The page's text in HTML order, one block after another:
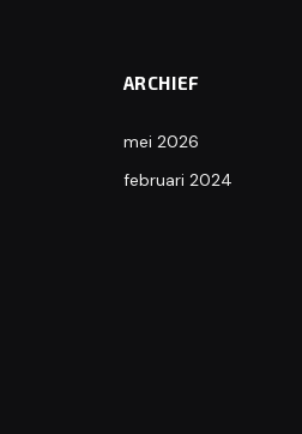
ARCHIEF
mei 2026
februari 2024